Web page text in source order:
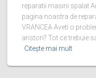
reparatii masini spalat
pagina noastra de
VRANCEA Aveti o
ariston? Tot ce trebuie
Citește mai mult